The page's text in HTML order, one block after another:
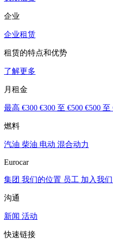
企业
企业租赁
租赁的特点和优势
了解更多
月租金
最高 €300 €300 至 €500 €500 至
燃料
汽油 柴油 电动 混合动力
Eurocar
集团 我们的位置 员工 加入我们
沟通
新闻 活动
快速链接